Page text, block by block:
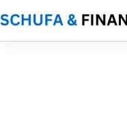
Inhalt
springen